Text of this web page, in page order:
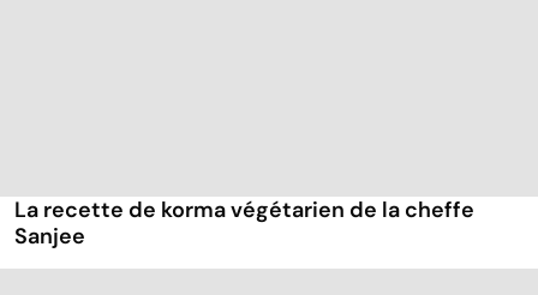
La recette de korma végétarien de la cheffe
Sanjee